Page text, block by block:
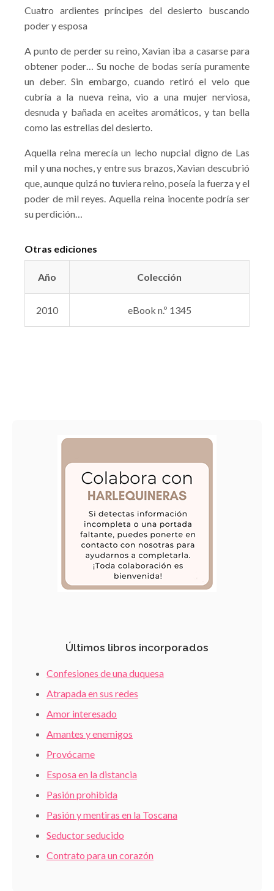
Cuatro ardientes príncipes del desierto buscando
poder y esposa
A punto de perder su reino, Xavian iba a casarse para
obtener poder… Su noche de bodas sería puramente
un deber. Sin embargo, cuando retiró el velo que
cubría a la nueva reina, vio a una mujer nerviosa,
desnuda y bañada en aceites aromáticos, y tan bella
como las estrellas del desierto.
Aquella reina merecía un lecho nupcial digno de Las
mil y una noches, y entre sus brazos, Xavian descubrió
que, aunque quizá no tuviera reino, poseía la fuerza y el
poder de mil reyes. Aquella reina inocente podría ser
su perdición…
Otras ediciones
Año Colección
2010 eBook n.º 1345
Últimos libros incorporados
Confesiones de una duquesa
Atrapada en sus redes
Amor interesado
Amantes y enemigos
Provócame
Esposa en la distancia
Pasión prohibida
Pasión y mentiras en la Toscana
Seductor seducido
Contrato para un corazón